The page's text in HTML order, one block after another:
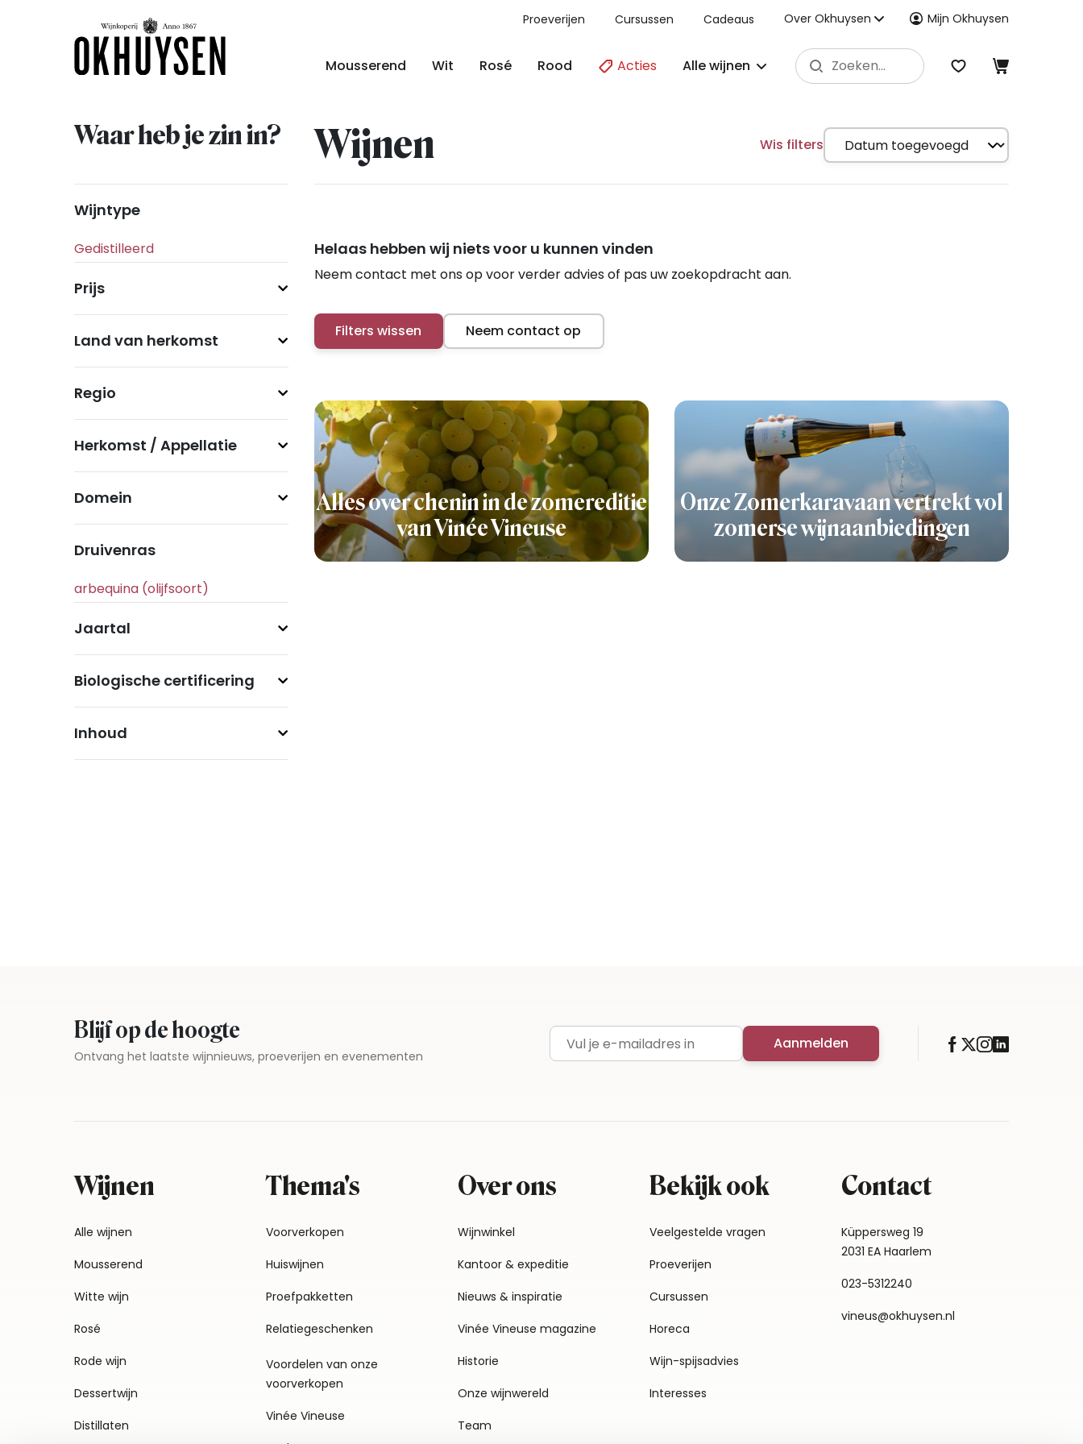
Proeverijen Cursussen Cadeaus Over Okhuysen Mijn Okhuysen
Mousserend Wit Rosé Rood Acties Alle wijnen
Waar heb je zin in? Wijnen Wis filters
Wijntype
Prijs
Land van herkomst
Regio
Herkomst / Appellatie
Domein
Druivenras
Jaartal
Biologische certificering
Inhoud
Helaas hebben wij niets voor u kunnen vinden
Neem contact met ons op voor verder advies of pas uw zoekopdracht aan.
Filters wissen Neem contact op
Alles over chenin in de zomereditie
van Vinée Vineuse
Onze Zomerkaravaan vertrekt vol
zomerse wijnaanbiedingen
Blijf op de hoogte
Ontvang het laatste wijnnieuws, proeverijen en evenementen E-mailadres Aanmelden
Wijnen
Alle wijnen
Mousserend
Witte wijn
Rosé
Rode wijn
Dessertwijn
Distillaten
Thema's
Voorverkopen
Huiswijnen
Proefpakketten
Relatiegeschenken
Voordelen van onze
voorverkopen
Vinée Vineuse
Over ons
Wijnwinkel
Kantoor & expeditie
Nieuws & inspiratie
Vinée Vineuse magazine
Historie
Onze wijnwereld
Team
Bekijk ook
Veelgestelde vragen
Proeverijen
Cursussen
Horeca
Wijn-spijsadvies
Interesses
Contact
Küppersweg 19
2031 EA Haarlem
023-5312240
vineus@okhuysen.nl